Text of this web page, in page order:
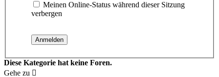
Meinen Online-Status während dieser Sitzung
verbergen
Diese Kategorie hat keine Foren.
Gehe zu